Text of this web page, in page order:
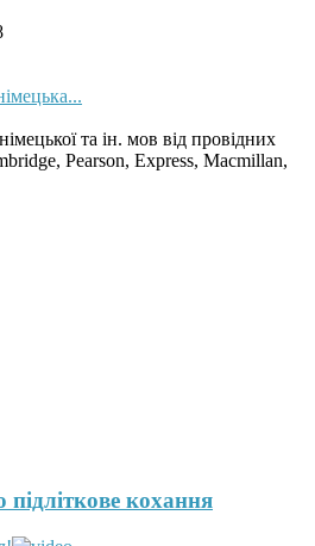
та ін. мов від провідних
Pearson, Express, Macmillan,
кохання